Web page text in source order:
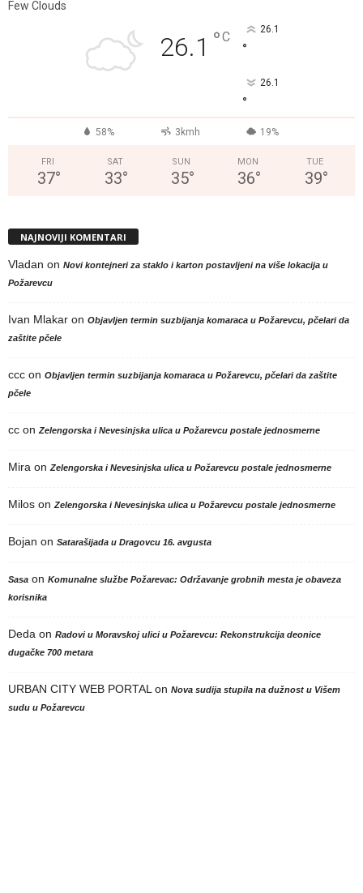
Few Clouds
26.1 °C 26.1
°
26.1
°
58% 3kmh 19%
FRI
37°
SAT
33°
SUN
35°
MON
36°
TUE
39°
NAJNOVIJI KOMENTARI
Vladan on Novi kontejneri za staklo i karton postavljeni na više lokacija u
Požarevcu
Ivan Mlakar on Objavljen termin suzbijanja komaraca u Požarevcu, pčelari da
zaštite pčele
ccc on Objavljen termin suzbijanja komaraca u Požarevcu, pčelari da zaštite
pčele
cc on Zelengorska i Nevesinjska ulica u Požarevcu postale jednosmerne
Mira on Zelengorska i Nevesinjska ulica u Požarevcu postale jednosmerne
Milos on Zelengorska i Nevesinjska ulica u Požarevcu postale jednosmerne
Bojan on Satarašijada u Dragovcu 16. avgusta
Sasa on Komunalne službe Požarevac: Održavanje grobnih mesta je obaveza
korisnika
Deda on Radovi u Moravskoj ulici u Požarevcu: Rekonstrukcija deonice
dugačke 700 metara
URBAN CITY WEB PORTAL on Nova sudija stupila na dužnost u Višem
sudu u Požarevcu